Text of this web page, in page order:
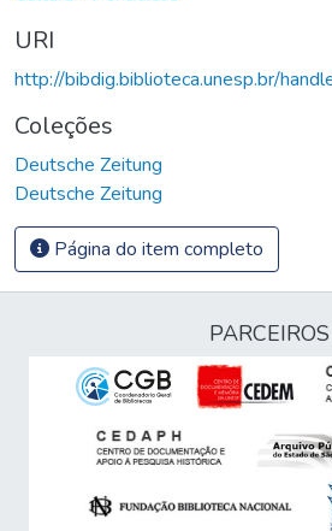
URI
http://bibdig.biblioteca.unesp.br/
Coleções
Deutsche Zeitung
Deutsche Zeitung
Página do item completo
PARCEIROS